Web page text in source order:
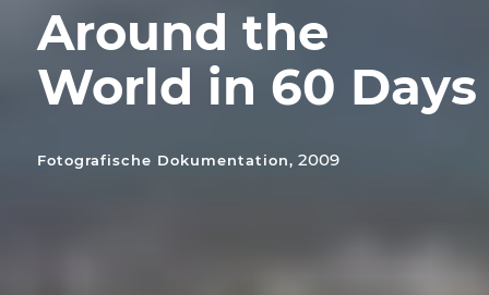
Around the
World in 60 Days
Fotografische Dokumentation, 2009